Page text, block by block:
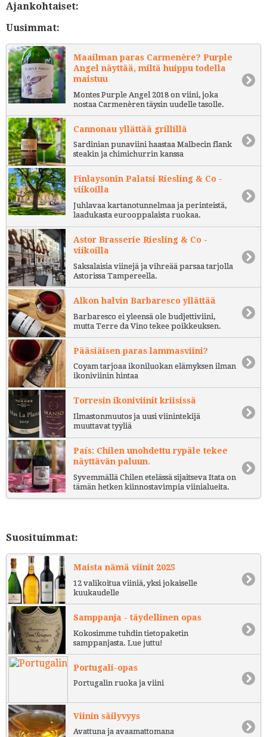
Ajankohtaiset:
Uusimmat:
Maailman paras Carmenère? Purple
Angel näyttää, miltä huippu todella
maistuu
Montes Purple Angel 2018 on viini, joka
nostaa Carmenèren täysin uudelle tasolle.
Cannonau yllättää grillillä
Sardinian punaviini haastaa Malbecin flank
steakin ja chimichurrin kanssa
Finlaysonin Palatsi Riesling & Co -
viikoilla
Juhlavaa kartanotunnelmaa ja perinteistä,
laadukasta eurooppalaista ruokaa.
Astor Brasserie Riesling & Co -
viikoilla
Saksalaisia viinejä ja vihreää parsaa tarjolla
Astorissa Tampereella.
Alkon halvin Barbaresco yllättää
Barbaresco ei yleensä ole budjettiviini,
mutta Terre da Vino tekee poikkeuksen.
Pääsiäisen paras lammasviini?
Coyam tarjoaa ikoniluokan elämyksen ilman
ikoniviinin hintaa
Torresin ikoniviinit kriisissä
Ilmastonmuutos ja uusi viinintekijä
muuttavat tyyliä
País: Chilen unohdettu rypäle tekee
näyttävän paluun.
Syvemmällä Chilen etelässä sijaitseva Itata on
tämän hetken kiinnostavimpia viinialueita.
Suosituimmat:
Maista nämä viinit 2025
12 valikoitua viiniä, yksi jokaiselle
kuukaudelle
Samppanja - täydellinen opas
Kokosimme tuhdin tietopaketin
samppanjasta. Lue juttu!
Portugali-opas
Portugalin ruoka ja viini
Viinin säilyvyys
Avattuna ja avaamattomana